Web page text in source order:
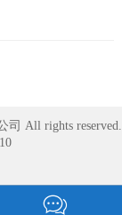
司 All rights reserved.
